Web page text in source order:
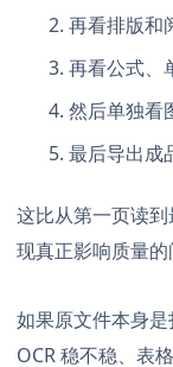
再看排版和
再看公式、
然后单独看
最后导出成
这比从第一页读
现真正影响质量的
如果原文件本身是
OCR 稳不稳、表